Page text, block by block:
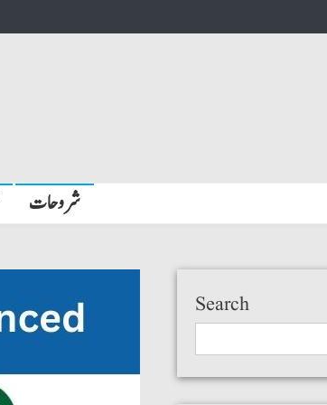
شروحات
Search